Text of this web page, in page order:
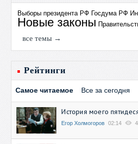
Выборы президента РФ Госдума РФ
Новые законы
все темы →
Рейтинги
Самое читаемое Все за сегодня
История моего
Егор Холмогоров 02:14